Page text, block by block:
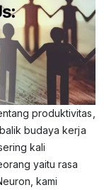
produktivitas,
budaya kerja
kali
yaitu rasa
kami